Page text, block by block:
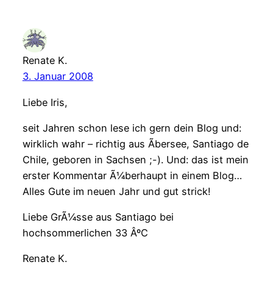
Renate K.
3. Januar 2008
Liebe Iris,
seit Jahren schon lese ich gern dein Blog und:
wirklich wahr – richtig aus Ãbersee, Santiago de
Chile, geboren in Sachsen ;-). Und: das ist mein
erster Kommentar Ã¼berhaupt in einem Blog…
Alles Gute im neuen Jahr und gut strick!
Liebe GrÃ¼sse aus Santiago bei
hochsommerlichen 33 ÂºC
Renate K.